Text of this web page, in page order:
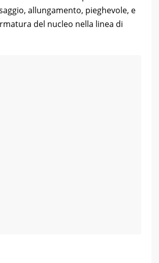
allungamento, pieghevole, e
del nucleo nella linea di